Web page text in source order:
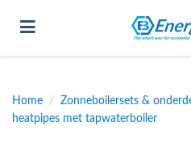
(Bevestigingsmateriaal /
Toggle navigation
Home / Zonneboilersets &
heatpipes met tapwaterboiler